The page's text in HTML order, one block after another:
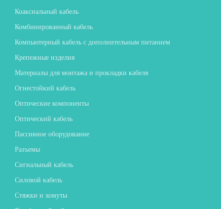
Коаксиальный кабель
Комбинированный кабель
Компьютерный кабель с дополнительным питанием
Крепежные изделия
Материалы для монтажа и прокладки кабеля
Огнестойкий кабель
Оптические компоненты
Оптический кабель
Пассивное оборудование
Разъемы
Сигнальный кабель
Силовой кабель
Стяжки и хомуты